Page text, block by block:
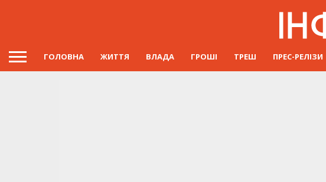
ГОЛОВНА ЖИТТЯ ВЛАДА ГРОШІ ТРЕШ ПРЕС-РЕЛІЗИ